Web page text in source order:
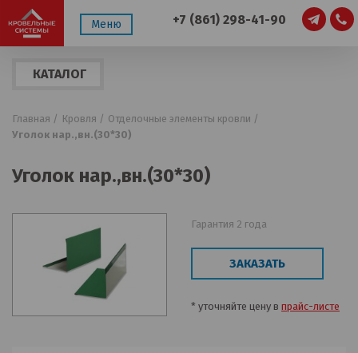
Меню +7 (861) 298-41-90
КАТАЛОГ
Главная / Кровля / Отделочные элементы кровли /
Уголок нар.,вн.(30*30)
Уголок нар.,вн.(30*30)
Гарантия 2 года
ЗАКАЗАТЬ
* уточняйте цену в прайс-листе